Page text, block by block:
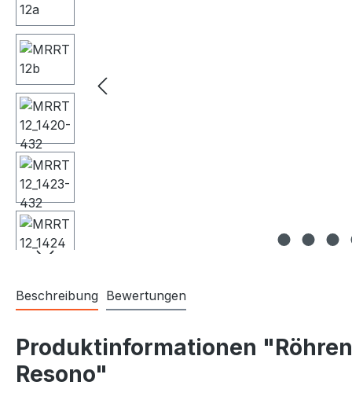
Beschreibung Bewertungen
Produktinformationen
Resono"